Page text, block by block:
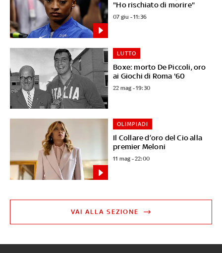
"Ho rischiato di morire"
07 giu - 11:36
Boxe: morto De Piccoli, oro
ai Giochi di Roma '60
LUTTO
22 mag - 19:30
Il Collare d’oro del Cio alla
premier Meloni
OLIMPIADI
11 mag - 22:00
VAI ALLA SEZIONE